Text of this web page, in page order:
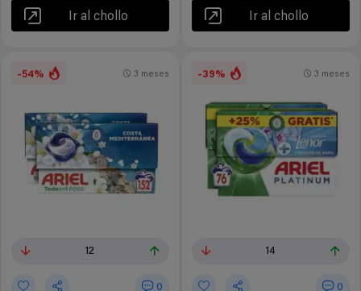
Ir al chollo Ir al chollo
-54%
12
0
3 meses -39%
14
0
3 meses